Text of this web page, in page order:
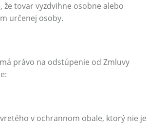
tovar vyzdvihne osobne alebo
určenej osoby.
právo na odstúpenie od Zmluvy
v ochrannom obale, ktorý nie je